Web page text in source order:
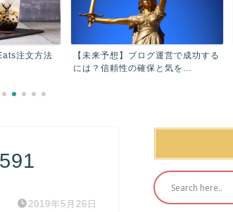
注文方法
【未来予想】ブログ運営で成功する
には？信頼性の確保と気を...
2019年5月26日